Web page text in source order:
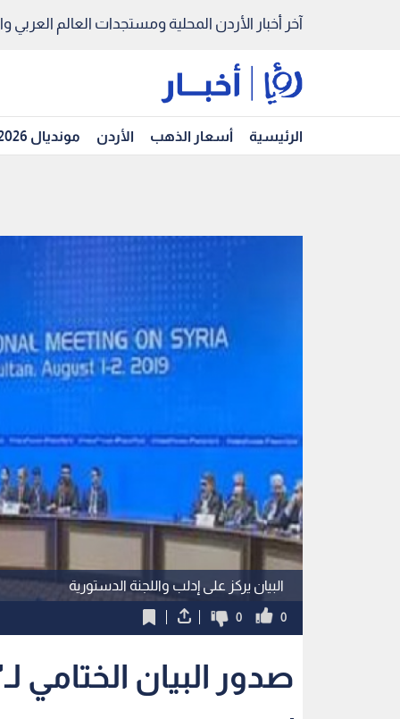
آخر أخبار الأردن المحلية ومستجدات العالم العربي
الرئيسية أسعار الذهب الأردن مونديال 2026
البيان يركز على إدلب واللجنة الدستورية
0
0
صدور البيان الختامي